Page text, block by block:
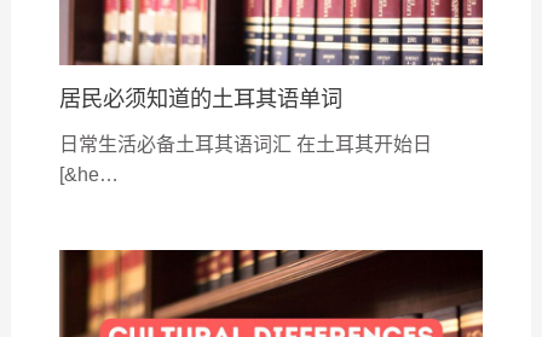
居民必须知道的土耳其语单词
日常生活必备土耳其语词汇 在土耳其开始日
[&he…